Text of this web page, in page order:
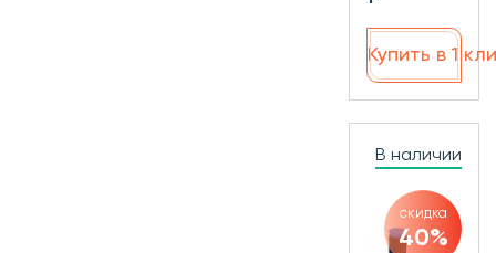
Купить в 1
В наличии
скидка
40%